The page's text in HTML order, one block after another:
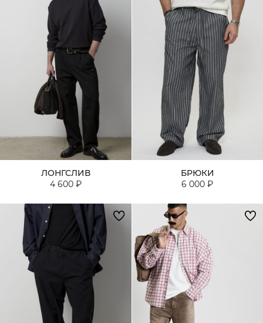
ЛОНГСЛИВ
4 600 ₽
БРЮКИ
6 000 ₽